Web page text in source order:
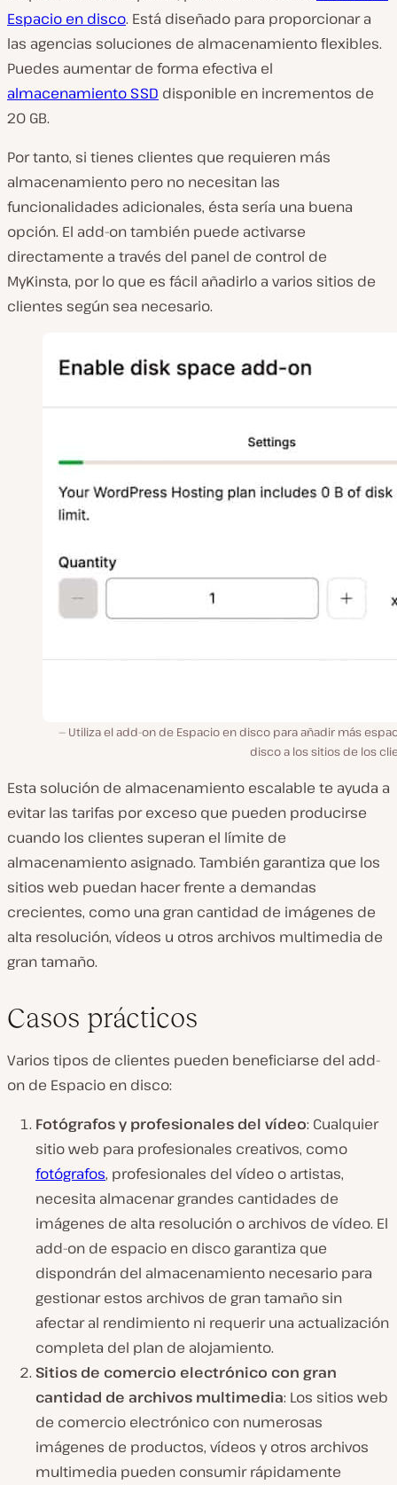
Espacio en disco. Está diseñado para proporcionar a
las agencias soluciones de almacenamiento flexibles.
Puedes aumentar de forma efectiva el
almacenamiento SSD disponible en incrementos de
20 GB.
Por tanto, si tienes clientes que requieren más
almacenamiento pero no necesitan las
funcionalidades adicionales, ésta sería una buena
opción. El add-on también puede activarse
directamente a través del panel de control de
MyKinsta, por lo que es fácil añadirlo a varios sitios de
clientes según sea necesario.
Utiliza el add-on de Espacio en disco para añadir más
disco a los sitios de los
Esta solución de almacenamiento escalable te ayuda a
evitar las tarifas por exceso que pueden producirse
cuando los clientes superan el límite de
almacenamiento asignado. También garantiza que los
sitios web puedan hacer frente a demandas
crecientes, como una gran cantidad de imágenes de
alta resolución, vídeos u otros archivos multimedia de
gran tamaño.
Casos prácticos
Varios tipos de clientes pueden beneficiarse del add-
on de Espacio en disco:
Fotógrafos y profesionales del vídeo: Cualquier
sitio web para profesionales creativos, como
fotógrafos, profesionales del vídeo o artistas,
necesita almacenar grandes cantidades de
imágenes de alta resolución o archivos de vídeo. El
add-on de espacio en disco garantiza que
dispondrán del almacenamiento necesario para
gestionar estos archivos de gran tamaño sin
afectar al rendimiento ni requerir una actualización
completa del plan de alojamiento.
Sitios de comercio electrónico con gran
cantidad de archivos multimedia: Los sitios web
de comercio electrónico con numerosas
imágenes de productos, vídeos y otros archivos
multimedia pueden consumir rápidamente